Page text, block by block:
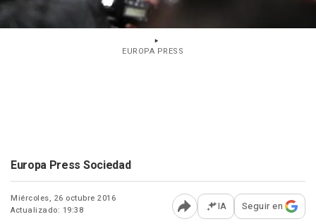
EUROPA PRESS
Europa Press Sociedad
Miércoles, 26 octubre 2016
Actualizado: 19:38
Abrir opciones para
IA Seguir en